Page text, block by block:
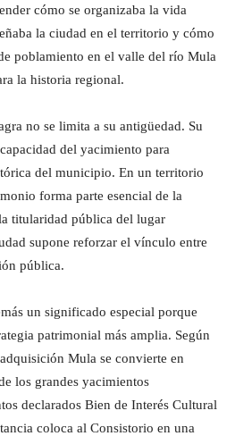
cómo se organizaba la vida
la ciudad en el territorio y cómo
poblamiento en el valle del río Mula
la historia regional.
no se limita a su antigüedad. Su
del yacimiento para
del municipio. En un territorio
forma parte esencial de la
titularidad pública del lugar
supone reforzar el vínculo entre
pública.
un significado especial porque
patrimonial más amplia. Según
Mula se convierte en
los grandes yacimientos
declarados Bien de Interés Cultural
coloca al Consistorio en una